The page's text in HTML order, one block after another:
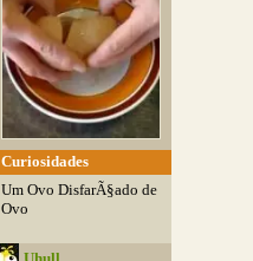
Curiosidades
Um Ovo DisfarÃ§ado de
Ovo